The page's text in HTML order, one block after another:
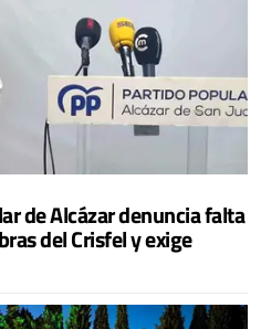
de Alcázar denuncia falta
del Crisfel y exige